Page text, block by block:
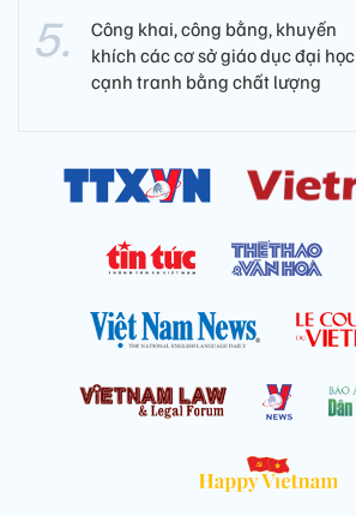
Công khai, công bằng, khuyến
khích các cơ sở giáo dục đại học
cạnh tranh bằng chất lượng​